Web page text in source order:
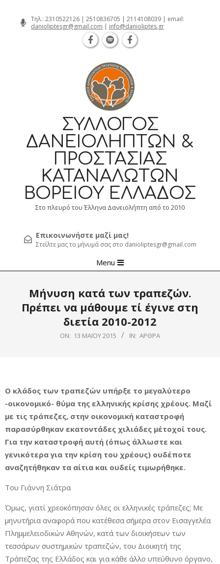
Τηλ.: 2310522126 | 2510836705 | 2114108039 | email:
danioliptesgr@gmail.com | info@danioliptes.gr
ΣΎΛΛΟΓΟΣ
ΔΑΝΕΙΟΛΗΠΤΏΝ &
ΠΡΟΣΤΑΣΊΑΣ
ΚΑΤΑΝΑΛΩΤΏΝ
ΒΟΡΕΊΟΥ ΕΛΛΆΔΟΣ
Στο πλευρό του Έλληνα Δανειολήπτη από το 2010
Επικοινωνήστε μαζί μας!
Στείλτε μας το μήνυμά σας στο danioliptesgr@gmail.com
Navigation
Menu
Μήνυση κατά των τραπεζών.
Πρέπει να μάθουμε τί έγινε στη
διετία 2010-2012
ON: 13 ΜΑΪ́ΟΥ 2015 IN: ΆΡΘΡΑ
Ο κλάδος των τραπεζών υπήρξε το μεγαλύτερο
-οικονομικό- θύμα της ελληνικής κρίσης χρέους. Μαζί
με τις τράπεζες, στην οικονομική καταστροφή
παρασύρθηκαν εκατοντάδες χιλιάδες μέτοχοί τους.
Για την καταστροφή αυτή (όπως άλλωστε και
γενικότερα για την κρίση του χρέους) ουδέποτε
αναζητήθηκαν τα αίτια και ουδείς τιμωρήθηκε.
Του Γιάννη Σιάτρα
Όμως, γιατί χρεοκόπησαν όλες οι ελληνικές τράπεζες; Με
μηνυτήρια αναφορά που κατέθεσα σήμερα στον Εισαγγελέα
Πλημμελειοδικών Αθηνών, κατά των διοικήσεων των
τεσσάρων συστημικών τραπεζών, του Διοικητή της
Τράπεζας της Ελλάδος και για κάθε άλλο υπεύθυνο όργανο,